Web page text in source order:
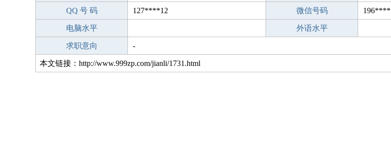
QQ 号 码 127****12 微信号码
电脑水平 外语水平
求职意向 -
本文链接：http://www.999zp.com/jianli/1731.html